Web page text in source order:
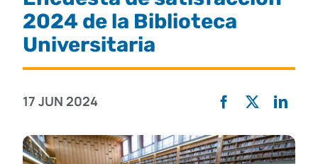
titulaciones
movilidad
2024 de la Biblioteca
Universitaria
17 JUN 2024